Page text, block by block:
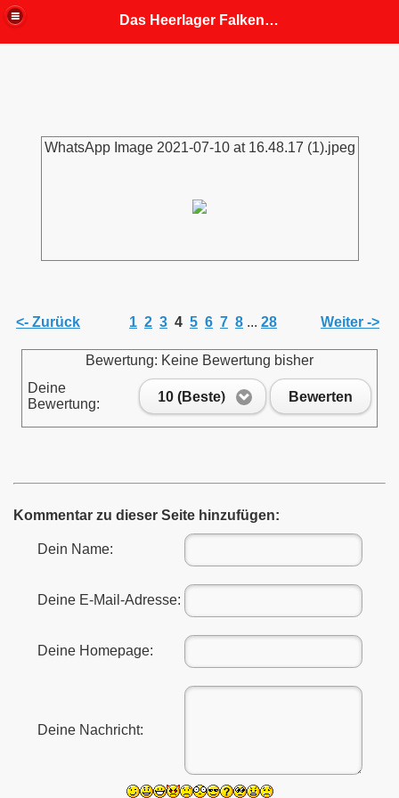
Das Heerlager Falkenhorst
WhatsApp Image 2021-07-10 at 16.48.17 (1).jpeg
<- Zurück 1 2 3 4 5 6 7 8 ... 28 Weiter ->
Bewertung: Keine Bewertung bisher
Deine
Bewertung:
10 (Beste) Bewerten
Kommentar zu dieser Seite hinzufügen:
Dein Name:
Deine E-Mail-Adresse:
Deine Homepage:
Deine Nachricht: